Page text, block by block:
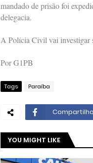
mandado de prisão foi
delegacia.
A Polícia Civil vai investigar
Por G1PB
Tags Paraíba
YOU MIGHT LIKE